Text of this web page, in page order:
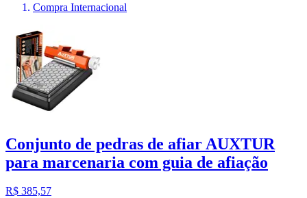
Compra Internacional
Conjunto de pedras de afiar AUXTUR
para marcenaria com guia de afiação
R$ 385,57